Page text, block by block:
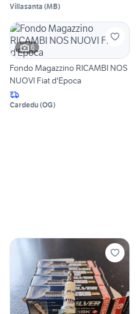
Villasanta (MB)
6
Fondo Magazzino RICAMBI NOS
NUOVI Fiat d'Epoca
Cardedu(OG)